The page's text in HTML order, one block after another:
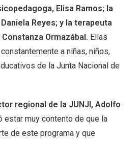
Elisa Ramos; la
Reyes; y la terapeuta
Ormazábal. Ellas
a niñas, niños,
de la Junta Nacional de
regional de la JUNJI, Adolfo
estar muy contento de que la
de este programa y que